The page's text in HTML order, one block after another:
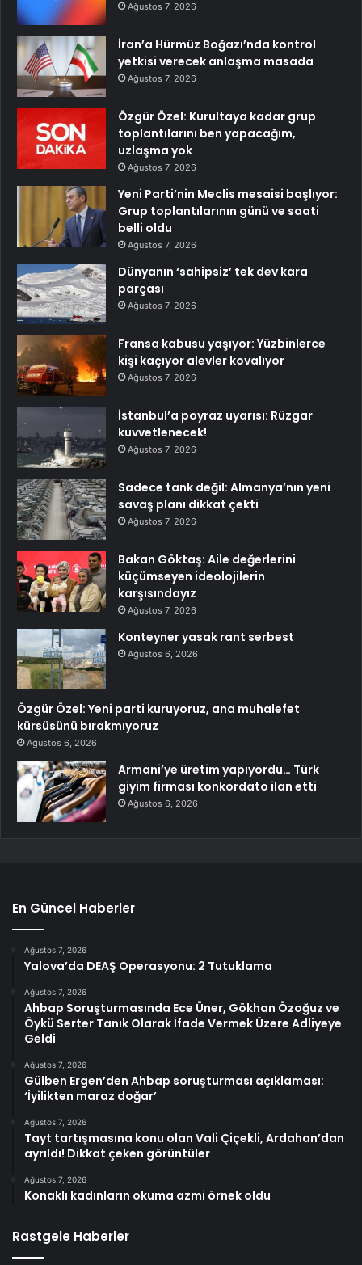
Ağustos 7, 2026
İran’a Hürmüz Boğazı’nda kontrol
yetkisi verecek anlaşma masada
Ağustos 7, 2026
Özgür Özel: Kurultaya kadar grup
toplantılarını ben yapacağım,
uzlaşma yok
Ağustos 7, 2026
Yeni Parti’nin Meclis mesaisi başlıyor:
Grup toplantılarının günü ve saati
belli oldu
Ağustos 7, 2026
Dünyanın ‘sahipsiz’ tek dev kara
parçası
Ağustos 7, 2026
Fransa kabusu yaşıyor: Yüzbinlerce
kişi kaçıyor alevler kovalıyor
Ağustos 7, 2026
İstanbul’a poyraz uyarısı: Rüzgar
kuvvetlenecek!
Ağustos 7, 2026
Sadece tank değil: Almanya’nın yeni
savaş planı dikkat çekti
Ağustos 7, 2026
Bakan Göktaş: Aile değerlerini
küçümseyen ideolojilerin
karşısındayız
Ağustos 7, 2026
Konteyner yasak rant serbest
Ağustos 6, 2026
Özgür Özel: Yeni parti kuruyoruz, ana muhalefet
kürsüsünü bırakmıyoruz
Ağustos 6, 2026
Armani’ye üretim yapıyordu… Türk
giyim firması konkordato ilan etti
Ağustos 6, 2026
En Güncel Haberler
Ağustos 7, 2026
Yalova’da DEAŞ Operasyonu: 2 Tutuklama
Ağustos 7, 2026
Ahbap Soruşturmasında Ece Üner, Gökhan Özoğuz ve
Öykü Serter Tanık Olarak İfade Vermek Üzere Adliyeye
Geldi
Ağustos 7, 2026
Gülben Ergen’den Ahbap soruşturması açıklaması:
‘İyilikten maraz doğar’
Ağustos 7, 2026
Tayt tartışmasına konu olan Vali Çiçekli, Ardahan’dan
ayrıldı! Dikkat çeken görüntüler
Ağustos 7, 2026
Konaklı kadınların okuma azmi örnek oldu
Rastgele Haberler